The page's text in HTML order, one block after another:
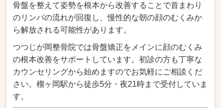
骨盤を整えて姿勢を根本から改善することで首まわり
のリンパの流れが回復し、慢性的な朝の顔のむくみか
ら解放される可能性があります。
つつじが岡整骨院では骨盤矯正をメインに顔のむくみ
の根本改善をサポートしています。初診の方も丁寧な
カウンセリングから始めますのでお気軽にご相談くだ
さい。榴ヶ岡駅から徒歩5分・夜21時まで受付していま
す。